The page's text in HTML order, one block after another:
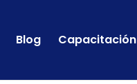
Blog Capacitación